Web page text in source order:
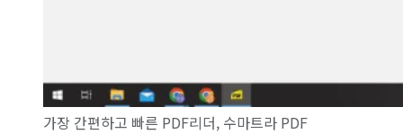
가장 간편하고 빠른 PDF리더, 수마트라 PDF